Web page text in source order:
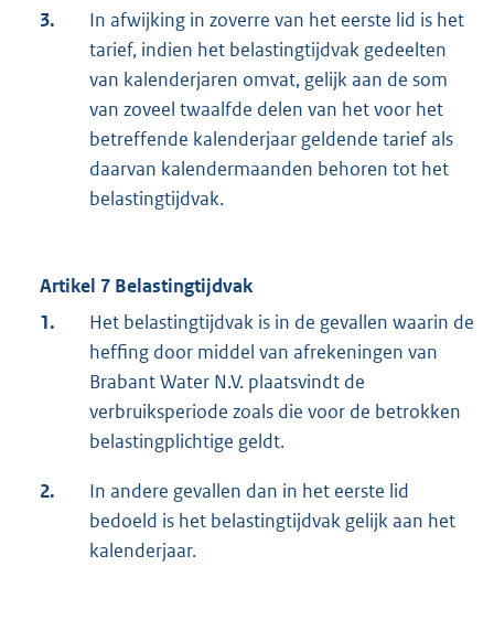
3.
In afwijking in zoverre van het eerste lid is het
tarief, indien het belastingtijdvak gedeelten
van kalenderjaren omvat, gelijk aan de som
van zoveel twaalfde delen van het voor het
betreffende kalenderjaar geldende tarief als
daarvan kalendermaanden behoren tot het
belastingtijdvak.
Artikel 7 Belastingtijdvak
1.
Het belastingtijdvak is in de gevallen waarin de
heffing door middel van afrekeningen van
Brabant Water N.V. plaatsvindt de
verbruiksperiode zoals die voor de betrokken
belastingplichtige geldt.
2.
In andere gevallen dan in het eerste lid
bedoeld is het belastingtijdvak gelijk aan het
kalenderjaar.